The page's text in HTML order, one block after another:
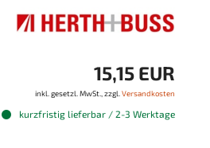
15,15 EUR
inkl. gesetzl. MwSt., zzgl. Versandkosten
kurzfristig lieferbar / 2-3 Werktage